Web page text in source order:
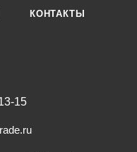
КОНТАКТЫ
15